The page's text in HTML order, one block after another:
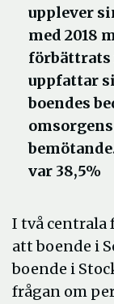
upplever
med 2018
förbättrats
uppfattar
boendes
var 38,5%
I två centrala
att boende i
boende i
frågan om